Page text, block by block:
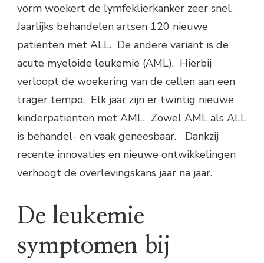
vorm woekert de lymfeklierkanker zeer snel.
Jaarlijks behandelen artsen 120 nieuwe
patiënten met ALL. De andere variant is de
acute myeloide leukemie (AML). Hierbij
verloopt de woekering van de cellen aan een
trager tempo. Elk jaar zijn er twintig nieuwe
kinderpatiënten met AML. Zowel AML als ALL
is behandel- en vaak geneesbaar. Dankzij
recente innovaties en nieuwe ontwikkelingen
verhoogt de overlevingskans jaar na jaar.
De leukemie
symptomen bij